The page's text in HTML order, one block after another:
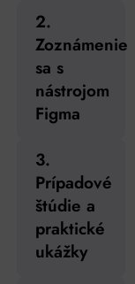
2.
Zoznámenie
sa s
nástrojom
Figma
3.
Prípadové
štúdie a
praktické
ukážky